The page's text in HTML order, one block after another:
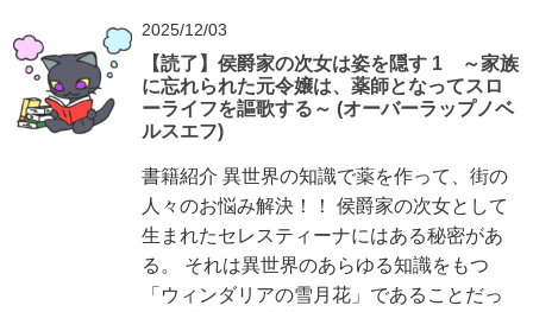
2025/12/03
【読了】侯爵家の次女は姿を隠す 1 ～家族
に忘れられた元令嬢は、薬師となってスロ
ーライフを謳歌する～ (オーバーラップノベ
ルスエフ)
書籍紹介 異世界の知識で薬を作って、街の
人々のお悩み解決！！ 侯爵家の次女として
生まれたセレスティーナにはある秘密があ
る。 それは異世界のあらゆる知識をもつ
「ウィンダリアの雪月花」であることだっ